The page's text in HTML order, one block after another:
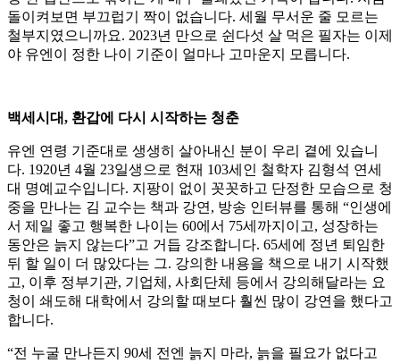
돌이켜보면 부끄럽기 짝이 없습니다. 세월 무서운 줄 모르는
철부지였으니까요. 2023년 만으로 쉰다섯 살 먹은 필자는 이제
야 유엔이 정한 나이 기준이 얼마나 고마운지 모릅니다.
백세시대, 환갑에 다시 시작하는 청춘
유엔 연령 기준대로 생생히 살아내신 분이 우리 곁에 있습니
다. 1920년 4월 23일생으로 현재 103세인 철학자 김형석 연세
대 명예교수입니다. 지팡이 없이 꼿꼿하고 단정한 모습으로 청
중을 만나는 김 교수는 책과 강연, 방송 인터뷰를 통해 “인생에
서 제일 좋고 행복한 나이는 60에서 75세까지이고, 성장하는
동안은 늙지 않는다”고 거듭 강조합니다. 65세에 정년 퇴임한
뒤 할 일이 더 많았다는 그. 강의한 내용을 책으로 내기 시작했
고, 이후 정부기관, 기업체, 사회단체 등에서 강의해달라는 요
청이 쇄도해 대학에서 강의할 때보다 훨씬 많이 강연을 했다고
합니다.
“전 누굴 만나든지 90세 전엔 늙지 마라, 늙을 필요가 없다고